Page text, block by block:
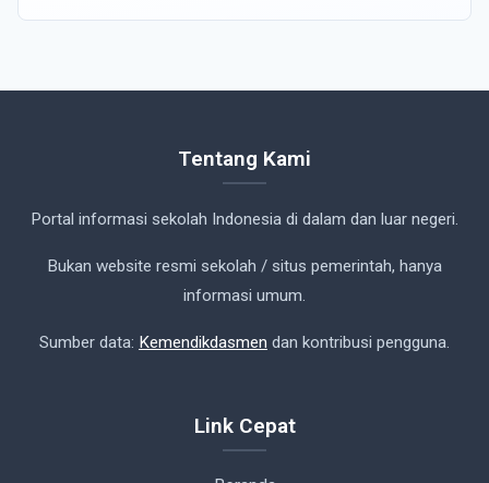
Tentang Kami
Portal informasi sekolah Indonesia di dalam dan luar negeri.
Bukan website resmi sekolah / situs pemerintah, hanya
informasi umum.
Sumber data: Kemendikdasmen dan kontribusi pengguna.
Link Cepat